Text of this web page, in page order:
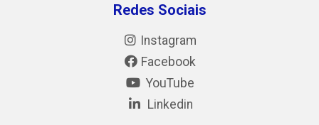
Redes Sociais
Instagram
Facebook
YouTube
Linkedin